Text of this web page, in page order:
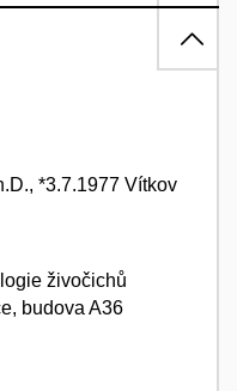
*3.7.1977 Vítkov
živočichů
budova A36